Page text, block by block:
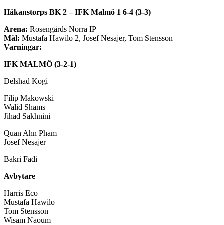
Håkanstorps BK 2 – IFK Malmö 1 6-4 (3-3)
Arena: Rosengårds Norra IP
Mål: Mustafa Hawilo 2, Josef Nesajer, Tom Stensson
Varningar: –
IFK MALMÖ (3-2-1)
Delshad Kogi
Filip Makowski
Walid Shams
Jihad Sakhnini
Quan Ahn Pham
Josef Nesajer
Bakri Fadi
Avbytare
Harris Eco
Mustafa Hawilo
Tom Stensson
Wisam Naoum